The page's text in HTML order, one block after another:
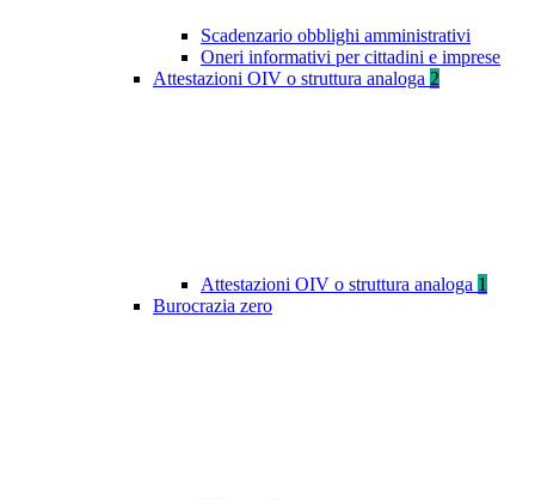
Scadenzario obblighi amministrativi
Oneri informativi per cittadini e imprese
Attestazioni OIV o struttura analoga 2
Attestazioni OIV o struttura analoga 1
Burocrazia zero